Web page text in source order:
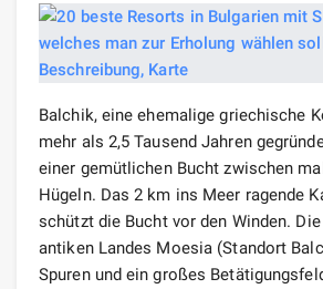
Balchik, eine ehemalige griechische
mehr als 2,5 Tausend Jahren
einer gemütlichen Bucht zwischen
Hügeln. Das 2 km ins Meer ragende
schützt die Bucht vor den Winden.
antiken Landes Moesia (Standort
Spuren und ein großes